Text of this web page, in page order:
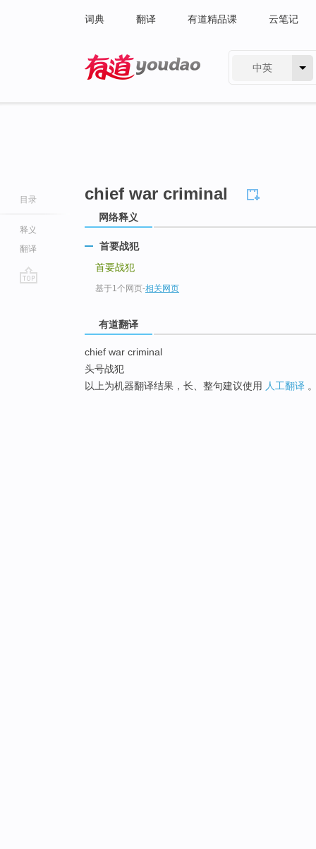
词典 翻译 有道精品课 云笔记
中英
目录
释义
翻译
chief war criminal
网络释义
首要战犯
首要战犯
基于1个网页-相关网页
有道翻译
chief war criminal
头号战犯
以上为机器翻译结果，长、整句建议使用 人工翻译